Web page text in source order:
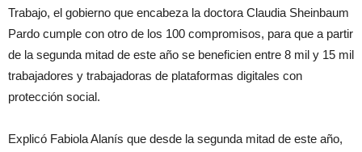
Trabajo, el gobierno que encabeza la doctora Claudia Sheinbaum
Pardo cumple con otro de los 100 compromisos, para que a partir
de la segunda mitad de este año se beneficien entre 8 mil y 15 mil
trabajadores y trabajadoras de plataformas digitales con
protección social.
Explicó Fabiola Alanís que desde la segunda mitad de este año,